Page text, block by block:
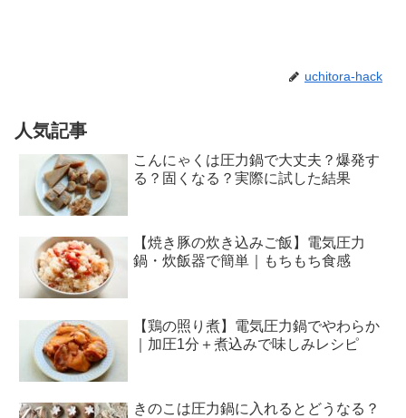
uchitora-hack
人気記事
こんにゃくは圧力鍋で大丈夫？爆発す
る？固くなる？実際に試した結果
【焼き豚の炊き込みご飯】電気圧力
鍋・炊飯器で簡単｜もちもち食感
【鶏の照り煮】電気圧力鍋でやわらか
｜加圧1分＋煮込みで味しみレシピ
きのこは圧力鍋に入れるとどうなる？